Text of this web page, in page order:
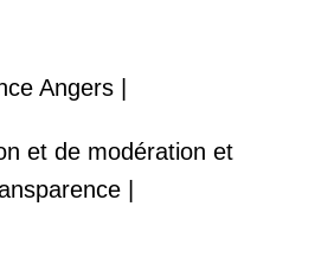
Angers |
et de modération et
|